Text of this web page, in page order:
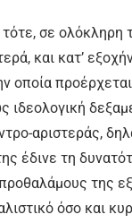
σε ολόκληρη
και κατ’
οποία
ιδεολογική
αριστεράς,
έδινε τη
της
όσο και